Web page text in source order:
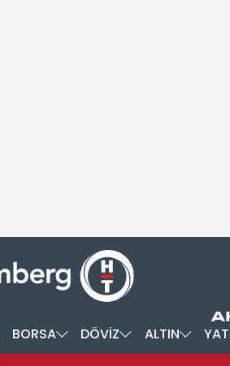
BORSA DÖVİZ ALTIN